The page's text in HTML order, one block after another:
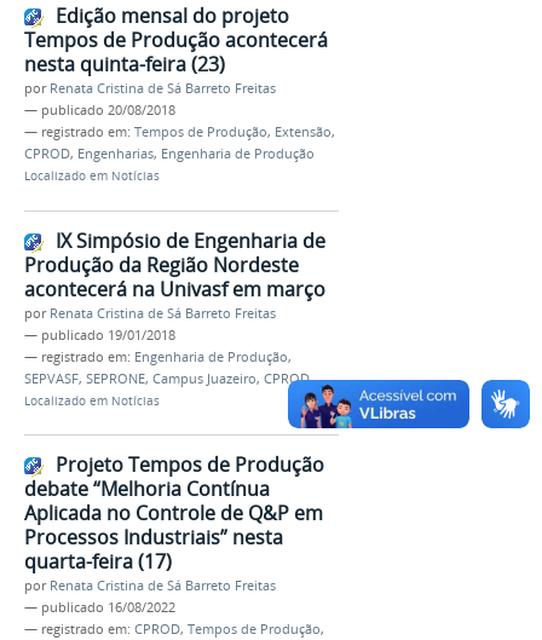
Edição mensal do projeto
Tempos de Produção acontecerá
nesta quinta-feira (23)
por Renata Cristina de Sá Barreto Freitas
— publicado 20/08/2018
— registrado em: Tempos de Produção, Extensão,
CPROD, Engenharias, Engenharia de Produção
Localizado em Notícias
IX Simpósio de Engenharia de
Produção da Região Nordeste
acontecerá na Univasf em março
por Renata Cristina de Sá Barreto Freitas
— publicado 19/01/2018
— registrado em: Engenharia de Produção,
SEPVASF, SEPRONE, Campus Juazeiro, CPROD
Localizado em Notícias
Projeto Tempos de Produção
debate “Melhoria Contínua
Aplicada no Controle de Q&P em
Processos Industriais” nesta
quarta-feira (17)
por Renata Cristina de Sá Barreto Freitas
— publicado 16/08/2022
— registrado em: CPROD, Tempos de Produção,